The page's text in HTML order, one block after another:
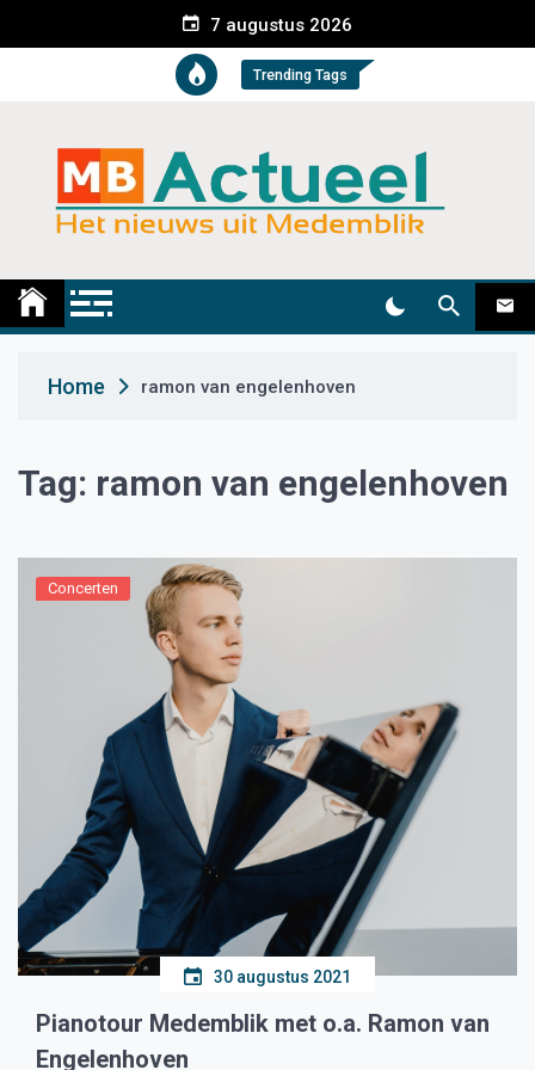
e
t
7 augustus 2026
Trending Tags
Medemblik Actueel
Home ramon van engelenhoven
Tag: ramon van engelenhoven
Concerten
30 augustus 2021
Pianotour Medemblik met o.a. Ramon van
Engelenhoven